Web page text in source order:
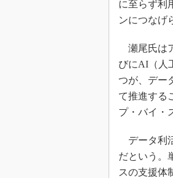
に至らず利
ンにつなげ
瀬尾氏は
びにAI（人
つが、デー
て推進する
プ・バイ・
データ利
だという。
スの支援体